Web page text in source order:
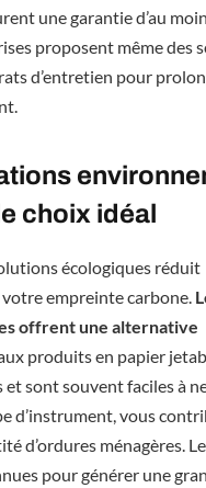
une garantie d’au
proposent même des
d’entretien pour
choix idéal
écologiques réduit
empreinte carbone.
offrent une alternative
produits en papier
sont souvent faciles à
d’instrument, vous
d’ordures ménagères.
pour générer une